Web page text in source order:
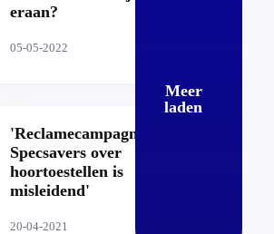
eraan?
05-05-2022
'Reclamecampagne
Specsavers over
hoortoestellen is
misleidend'
20-04-2021
Meer
laden